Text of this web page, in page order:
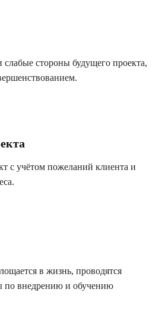
стороны будущего проекта,
с учётом пожеланий клиента и
в жизнь, проводятся
по внедрению и обучению